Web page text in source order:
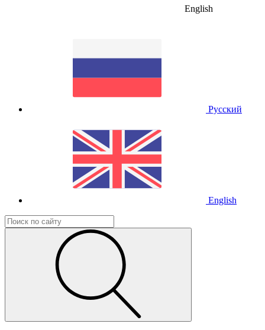
English
Русский
English